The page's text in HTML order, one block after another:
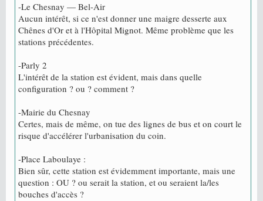
-Le Chesnay — Bel-Air
Aucun intérêt, si ce n'est donner une maigre desserte aux
Chênes d'Or et à l'Hôpital Mignot. Même problème que les
stations précédentes.
-Parly 2
L'intérêt de la station est évident, mais dans quelle
configuration ? ou ? comment ?
-Mairie du Chesnay
Certes, mais de même, on tue des lignes de bus et on court le
risque d'accélérer l'urbanisation du coin.
-Place Laboulaye :
Bien sûr, cette station est évidemment importante, mais une
question : OU ? ou serait la station, et ou seraient la/les
bouches d'accès ?